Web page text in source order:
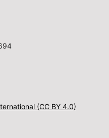
(CC BY 4.0)